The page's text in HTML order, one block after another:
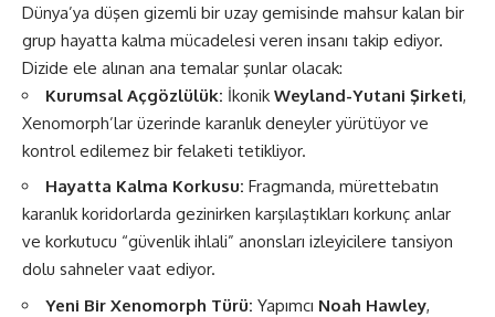
Dünya’ya düşen gizemli bir uzay gemisinde mahsur kalan bir
grup hayatta kalma mücadelesi veren insanı takip ediyor.
Dizide ele alınan ana temalar şunlar olacak:
Kurumsal Açgözlülük: İkonik Weyland-Yutani Şirketi,
Xenomorph’lar üzerinde karanlık deneyler yürütüyor ve
kontrol edilemez bir felaketi tetikliyor​.
Hayatta Kalma Korkusu: Fragmanda, mürettebatın
karanlık koridorlarda gezinirken karşılaştıkları korkunç anlar
ve korkutucu “güvenlik ihlali” anonsları izleyicilere tansiyon
dolu sahneler vaat ediyor.
Yeni Bir Xenomorph Türü: Yapımcı Noah Hawley,